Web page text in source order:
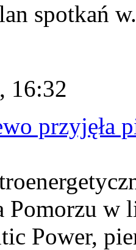
spotkań
16:32
przyjęła
Pomorzu w
Power,